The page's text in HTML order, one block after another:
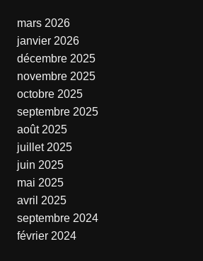
mars 2026
janvier 2026
décembre 2025
novembre 2025
octobre 2025
septembre 2025
août 2025
juillet 2025
juin 2025
mai 2025
avril 2025
septembre 2024
février 2024